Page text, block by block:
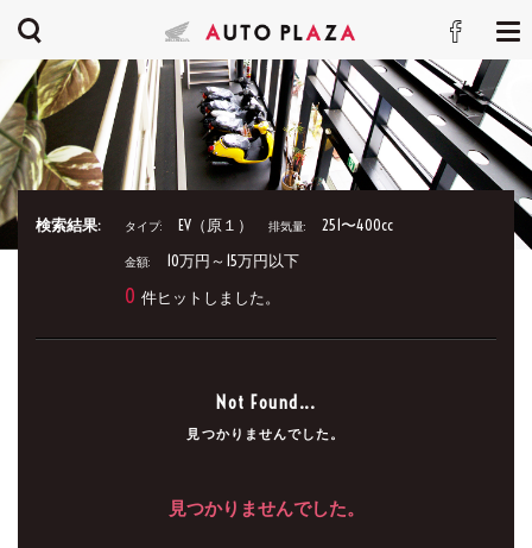
検索結果: タイプ: EV（原１） 排気量: 251〜400cc
金額: 10万円～15万円以下
0 件ヒットしました。
Not Found...
見つかりませんでした。
見つかりませんでした。